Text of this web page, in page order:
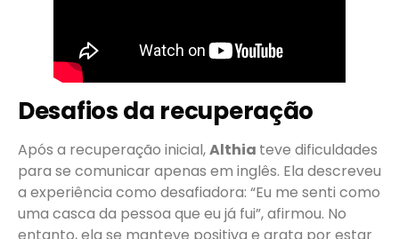
Desafios da recuperação
Após a recuperação inicial,Althia teve dificuldades
para se comunicar apenas em inglês. Ela descreveu
a experiência como desafiadora: “Eu me senti como
uma casca da pessoa que eu já fui”, afirmou. No
entanto, ela se manteve positiva e grata por estar